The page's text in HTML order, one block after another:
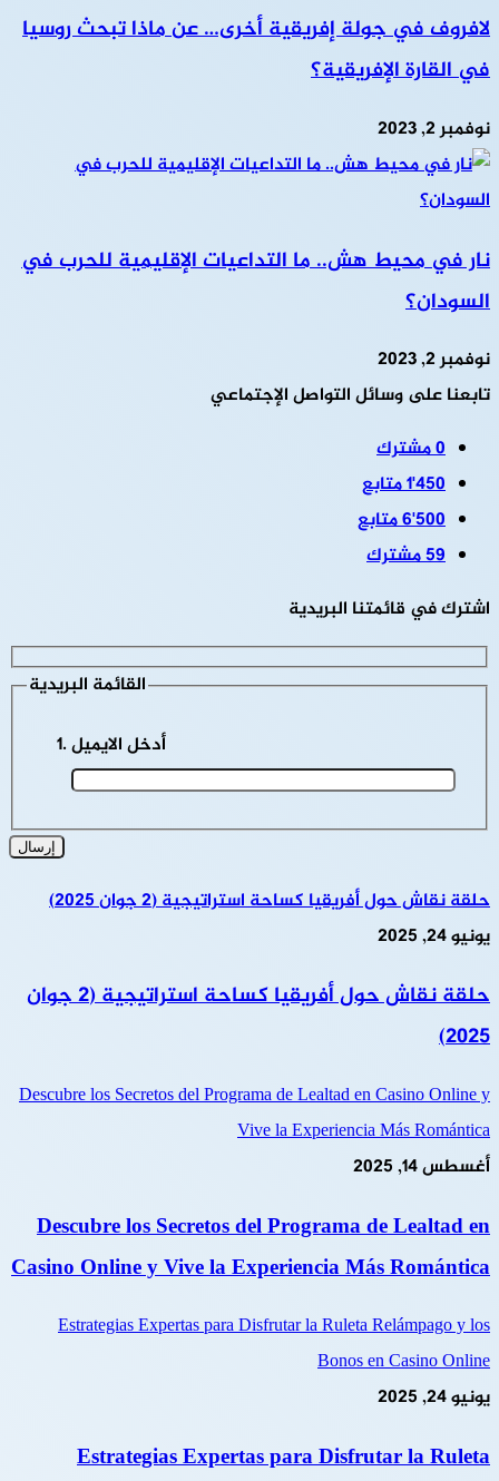
لافروف في جولة إفريقية أخرى… عن ماذا تبحث روسيا
في القارة الإفريقية؟
نوفمبر 2, 2023
نار في محيط هش.. ما التداعيات الإقليمية للحرب في
السودان؟
نوفمبر 2, 2023
تابعنا على وسائل التواصل الإجتماعي
0مشترك
1٬450متابع
6٬500متابع
59مشترك
اشترك في قائمتنا البريدية
القائمة البريدية
حلقة نقاش حول أفريقيا كساحة استراتيجية (2 جوان 2025)
يونيو 24, 2025
حلقة نقاش حول أفريقيا كساحة استراتيجية (2 جوان
2025)
Descubre los Secretos del Programa de Lealtad en Casino Online y
Vive la Experiencia Más Romántica
أغسطس 14, 2025
Descubre los Secretos del Programa de Lealtad en
Casino Online y Vive la Experiencia Más Romántica
Estrategias Expertas para Disfrutar la Ruleta Relámpago y los
Bonos en Casino Online
يونيو 24, 2025
Estrategias Expertas para Disfrutar la Ruleta